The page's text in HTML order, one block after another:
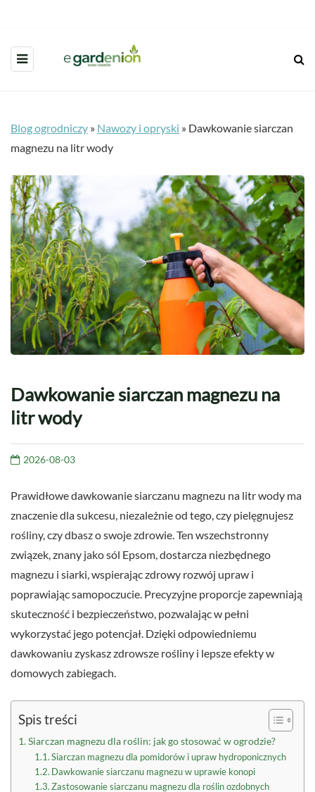
Blog ogrodniczy » Nawozy i opryski » Dawkowanie siarczan
magnezu na litr wody
Dawkowanie siarczan magnezu na
litr wody
2026-08-03
Prawidłowe dawkowanie siarczanu magnezu na litr wody ma
znaczenie dla sukcesu, niezależnie od tego, czy pielęgnujesz
rośliny, czy dbasz o swoje zdrowie. Ten wszechstronny
związek, znany jako sól Epsom, dostarcza niezbędnego
magnezu i siarki, wspierając zdrowy rozwój upraw i
poprawiając samopoczucie. Precyzyjne proporcje zapewniają
skuteczność i bezpieczeństwo, pozwalając w pełni
wykorzystać jego potencjał. Dzięki odpowiedniemu
dawkowaniu zyskasz zdrowsze rośliny i lepsze efekty w
domowych zabiegach.
Spis treści
Siarczan magnezu dla roślin: jak go stosować w ogrodzie?
Siarczan magnezu dla pomidorów i upraw hydroponicznych
Dawkowanie siarczanu magnezu w uprawie konopi
Zastosowanie siarczanu magnezu dla roślin ozdobnych